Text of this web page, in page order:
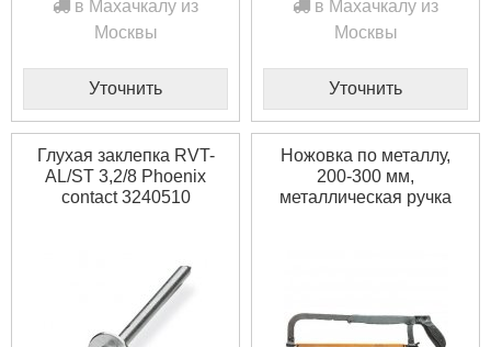
в Махачкалу из
Москвы
Уточнить
в Махачкалу из
Москвы
Уточнить
Глухая заклепка RVT-
AL/ST 3,2/8 Phoenix
contact 3240510
Ножовка по металлу,
200-300 мм,
металлическая ручка